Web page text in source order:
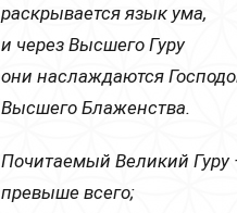
раскрывается язык ума,
и через Высшего Гуру
они наслаждаются
Высшего Блаженства.
Почитаемый Великий Гуру
превыше всего;